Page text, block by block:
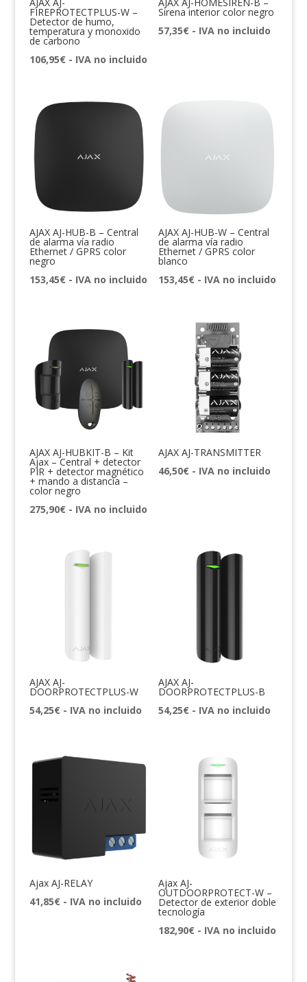
FIREPROTECTPLUS-W –
Detector de humo,
temperatura y monoxido
de carbono
106,95€ - IVA no incluido
Sirena interior color negro
57,35€ - IVA no incluido
AJAX AJ-HUB-B – Central
de alarma vía radio
Ethernet / GPRS color
negro
153,45€ - IVA no incluido
AJAX AJ-HUB-W – Central
de alarma vía radio
Ethernet / GPRS color
blanco
153,45€ - IVA no incluido
AJAX AJ-HUBKIT-B – Kit
Ajax – Central + detector
PIR + detector magnético
+ mando a distancia –
color negro
275,90€ - IVA no incluido
AJAX AJ-TRANSMITTER
46,50€ - IVA no incluido
AJAX AJ-
DOORPROTECTPLUS-W
54,25€ - IVA no incluido
AJAX AJ-
DOORPROTECTPLUS-B
54,25€ - IVA no incluido
Ajax AJ-RELAY
41,85€ - IVA no incluido
Ajax AJ-
OUTDOORPROTECT-W –
Detector de exterior doble
tecnología
182,90€ - IVA no incluido